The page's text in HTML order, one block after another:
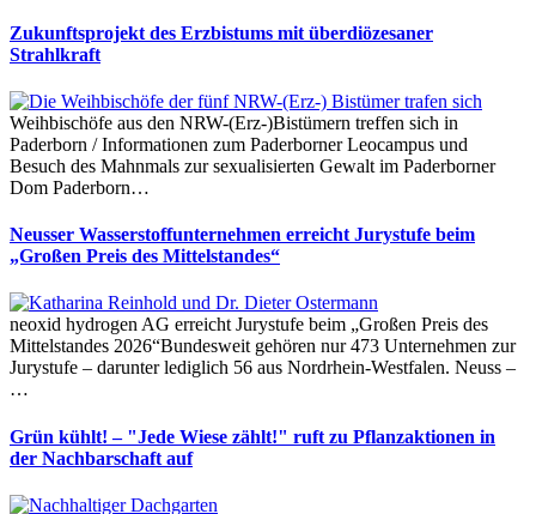
Zukunftsprojekt des Erzbistums mit überdiözesaner
Strahlkraft
Weihbischöfe aus den NRW-(Erz-)Bistümern treffen sich in
Paderborn / Informationen zum Paderborner Leocampus und
Besuch des Mahnmals zur sexualisierten Gewalt im Paderborner
Dom Paderborn…
Neusser Wasserstoffunternehmen erreicht Jurystufe beim
„Großen Preis des Mittelstandes“
neoxid hydrogen AG erreicht Jurystufe beim „Großen Preis des
Mittelstandes 2026“Bundesweit gehören nur 473 Unternehmen zur
Jurystufe – darunter lediglich 56 aus Nordrhein-Westfalen. Neuss –
…
Grün kühlt! – "Jede Wiese zählt!" ruft zu Pflanzaktionen in
der Nachbarschaft auf